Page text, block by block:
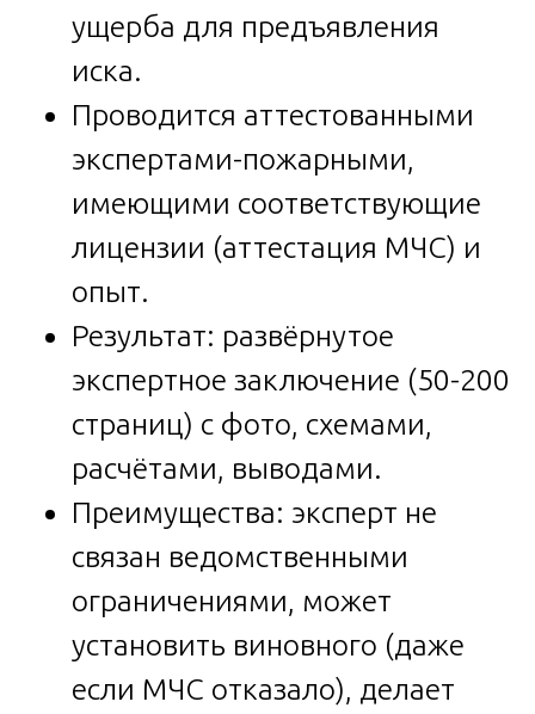
ущерба для предъявления
иска.
Проводится аттестованными
экспертами-пожарными,
имеющими соответствующие
лицензии (аттестация МЧС) и
опыт.
Результат: развёрнутое
экспертное заключение (50-200
страниц) с фото, схемами,
расчётами, выводами.
Преимущества: эксперт не
связан ведомственными
ограничениями, может
установить виновного (даже
если МЧС отказало), делает